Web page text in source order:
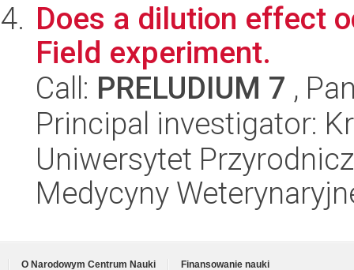
Does a dilution effect
Field experiment.
Call: PRELUDIUM 7 ,
Principal investigator:
Uniwersytet
Medycyny
O Narodowym Centrum Nauki
Finansowanie nauki